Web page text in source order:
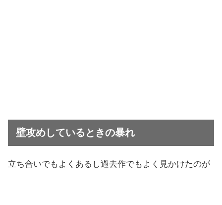
壁攻めしているときの暴れ
立ち合いでもよくあるし過去作でもよく見かけたのが